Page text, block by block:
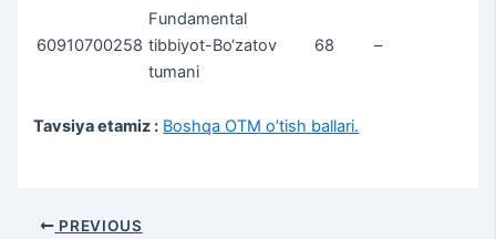
60910700258
Fundamental
tibbiyot-Bo‘zatov
tumani
68 –
Tavsiya etamiz : Boshqa OTM o’tish ballari.
Post PREVIOUS